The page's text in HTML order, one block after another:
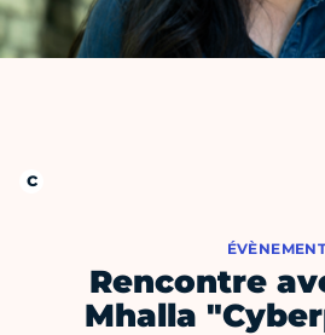
Rencontre
Mhalla